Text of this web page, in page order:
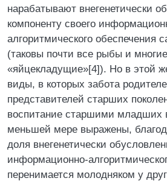
нарабатывают внегенетически
компоненту своего
алгоритмического обеспечения
(таковы почти все рыбы и многие
«яйцекладущие»[4]). Но в этой
виды, в которых забота
представителей старших
воспитание старшими младших
меньшей мере выражены,
доля внегенетически
информационно-
перенимается молодняком у